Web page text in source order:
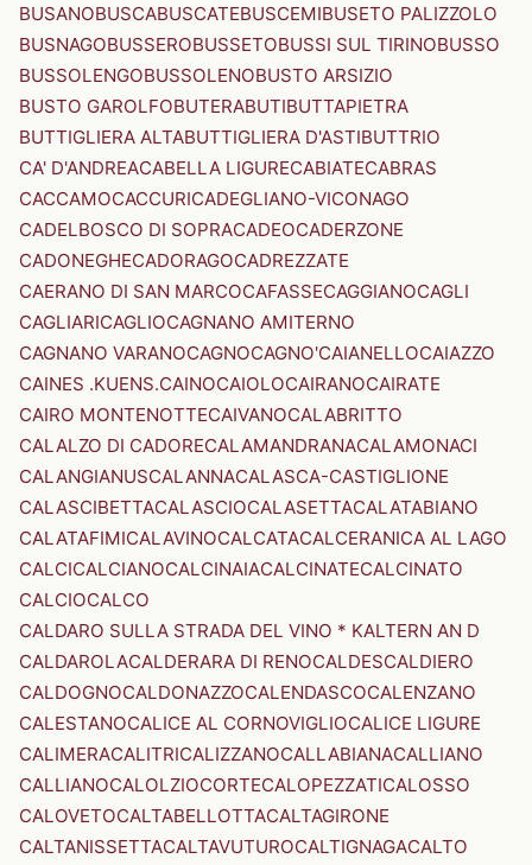
BUSANOBUSCABUSCATEBUSCEMIBUSETO PALIZZOLO
BUSNAGOBUSSEROBUSSETOBUSSI SUL TIRINOBUSSO
BUSSOLENGOBUSSOLENOBUSTO ARSIZIO
BUSTO GAROLFOBUTERABUTIBUTTAPIETRA
BUTTIGLIERA ALTABUTTIGLIERA D'ASTIBUTTRIO
CA' D'ANDREACABELLA LIGURECABIATECABRAS
CACCAMOCACCURICADEGLIANO-VICONAGO
CADELBOSCO DI SOPRACADEOCADERZONE
CADONEGHECADORAGOCADREZZATE
CAERANO DI SAN MARCOCAFASSECAGGIANOCAGLI
CAGLIARICAGLIOCAGNANO AMITERNO
CAGNANO VARANOCAGNOCAGNO'CAIANELLOCAIAZZO
CAINES .KUENS.CAINOCAIOLOCAIRANOCAIRATE
CAIRO MONTENOTTECAIVANOCALABRITTO
CALALZO DI CADORECALAMANDRANACALAMONACI
CALANGIANUSCALANNACALASCA-CASTIGLIONE
CALASCIBETTACALASCIOCALASETTACALATABIANO
CALATAFIMICALAVINOCALCATACALCERANICA AL LAGO
CALCICALCIANOCALCINAIACALCINATECALCINATO
CALCIOCALCO
CALDARO SULLA STRADA DEL VINO * KALTERN AN D
CALDAROLACALDERARA DI RENOCALDESCALDIERO
CALDOGNOCALDONAZZOCALENDASCOCALENZANO
CALESTANOCALICE AL CORNOVIGLIOCALICE LIGURE
CALIMERACALITRICALIZZANOCALLABIANACALLIANO
CALLIANOCALOLZIOCORTECALOPEZZATICALOSSO
CALOVETOCALTABELLOTTACALTAGIRONE
CALTANISSETTACALTAVUTUROCALTIGNAGACALTO